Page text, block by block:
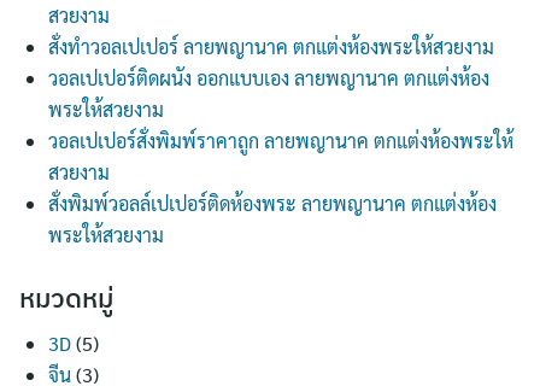
สวยงาม
สั่งทำวอลเปเปอร์ ลายพญานาค ตกแต่งห้องพระให้สวยงาม
วอลเปเปอร์ติดผนัง ออกแบบเอง ลายพญานาค ตกแต่งห้อง
พระให้สวยงาม
วอลเปเปอร์สั่งพิมพ์ราคาถูก ลายพญานาค ตกแต่งห้องพระให้
สวยงาม
สั่งพิมพ์วอลล์เปเปอร์ติดห้องพระ ลายพญานาค ตกแต่งห้อง
พระให้สวยงาม
หมวดหมู่
3D(5)
จีน(3)